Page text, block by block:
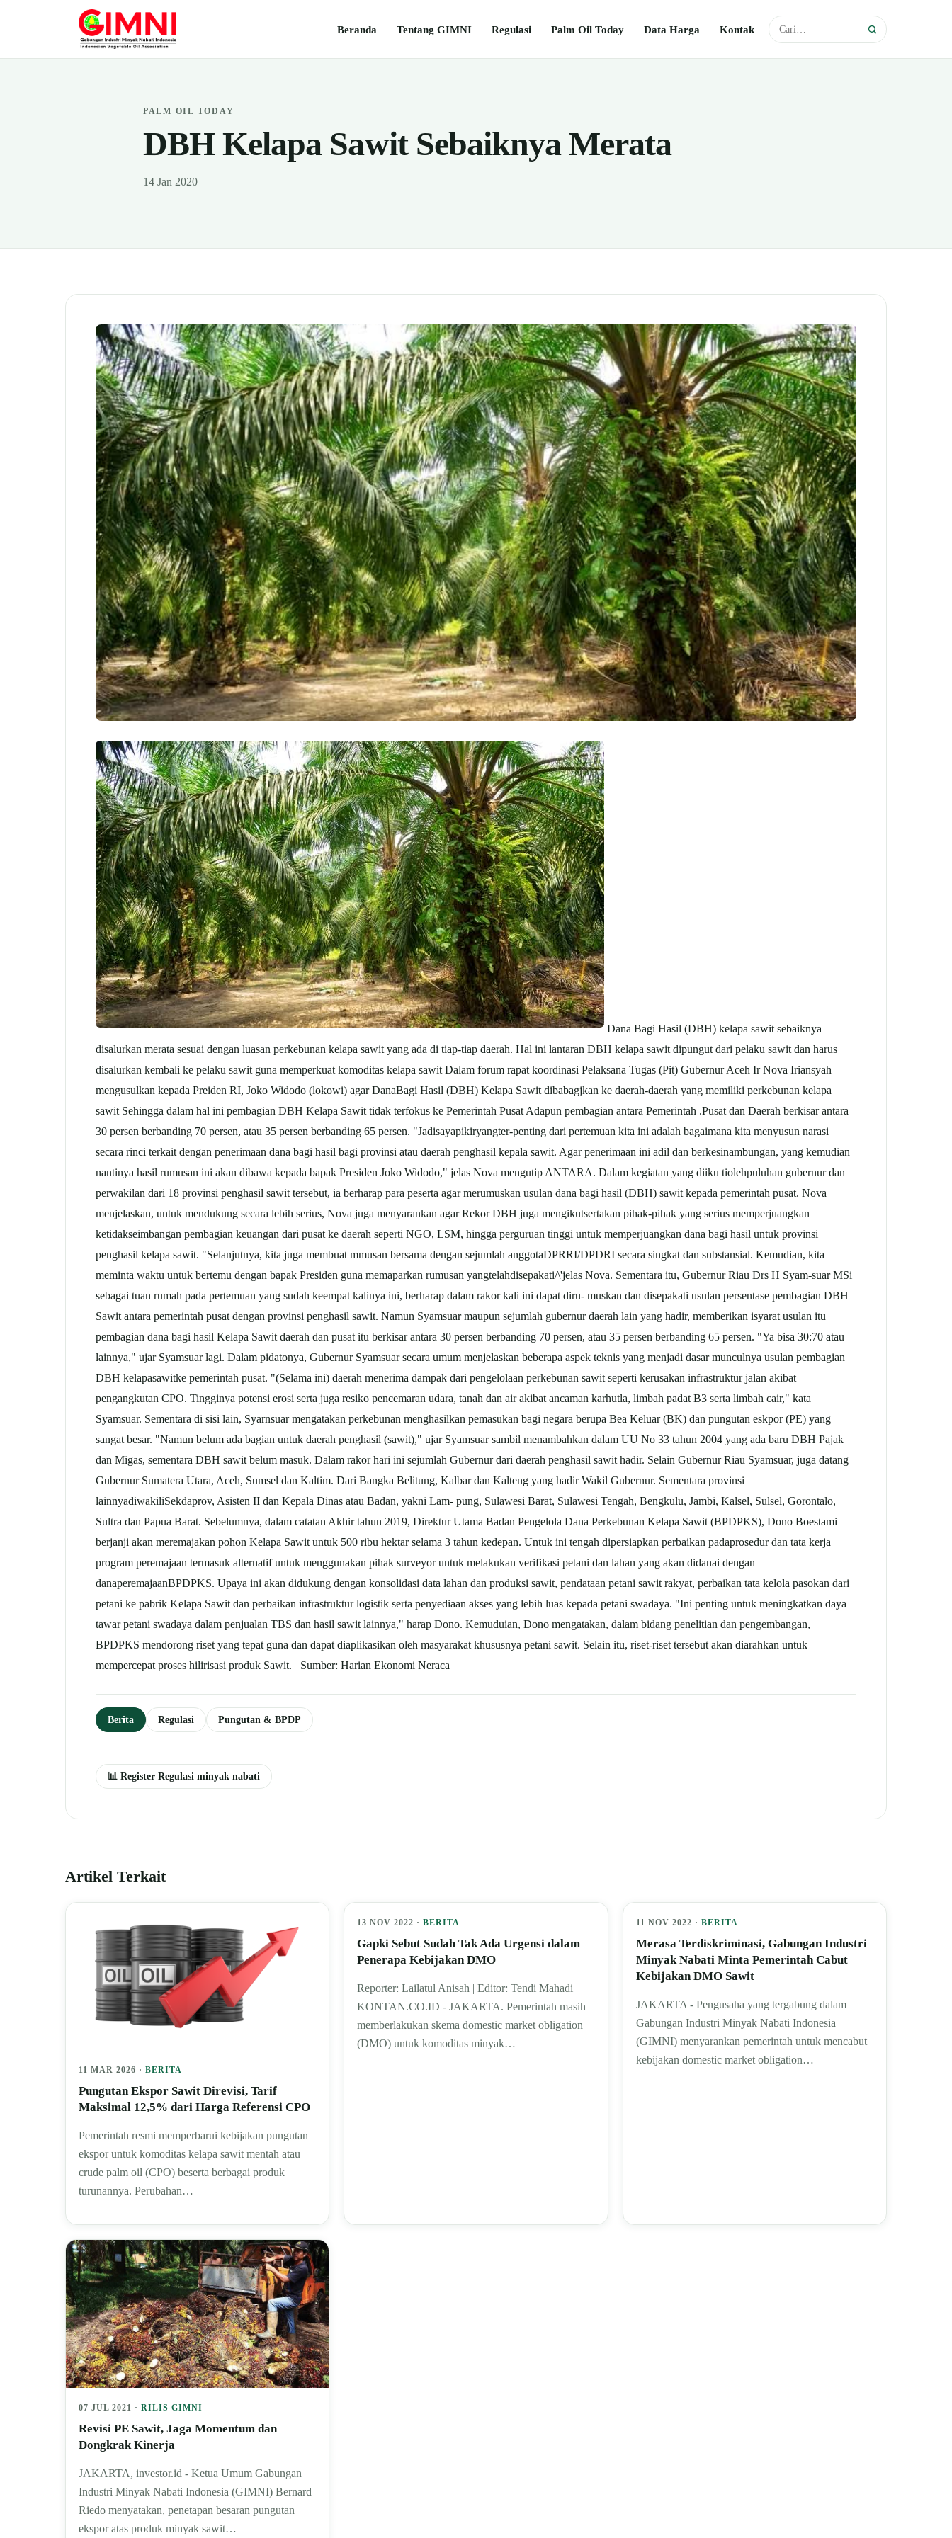
Beranda Tentang GIMNI Regulasi Palm Oil Today Data Harga Kontak
PALM OIL TODAY
DBH Kelapa Sawit Sebaiknya Merata
14 Jan 2020
Dana Bagi Hasil (DBH) kelapa sawit sebaiknya
disalurkan merata sesuai dengan luasan perkebunan kelapa sawit yang ada di tiap-tiap daerah. Hal ini lantaran DBH kelapa sawit dipungut dari pelaku sawit dan harus
disalurkan kembali ke pelaku sawit guna memperkuat komoditas kelapa sawit Dalam forum rapat koordinasi Pelaksana Tugas (Pit) Gubernur Aceh Ir Nova Iriansyah
mengusulkan kepada Preiden RI, Joko Widodo (lokowi) agar DanaBagi Hasil (DBH) Kelapa Sawit dibabagjkan ke daerah-daerah yang memiliki perkebunan kelapa
sawit Sehingga dalam hal ini pembagian DBH Kelapa Sawit tidak terfokus ke Pemerintah Pusat Adapun pembagian antara Pemerintah .Pusat dan Daerah berkisar antara
30 persen berbanding 70 persen, atau 35 persen berbanding 65 persen. "Jadisayapikiryangter-penting dari pertemuan kita ini adalah bagaimana kita menyusun narasi
secara rinci terkait dengan penerimaan dana bagi hasil bagi provinsi atau daerah penghasil kepala sawit. Agar penerimaan ini adil dan berkesinambungan, yang kemudian
nantinya hasil rumusan ini akan dibawa kepada bapak Presiden Joko Widodo," jelas Nova mengutip ANTARA. Dalam kegiatan yang diiku tiolehpuluhan gubernur dan
perwakilan dari 18 provinsi penghasil sawit tersebut, ia berharap para peserta agar merumuskan usulan dana bagi hasil (DBH) sawit kepada pemerintah pusat. Nova
menjelaskan, untuk mendukung secara lebih serius, Nova juga menyarankan agar Rekor DBH juga mengikutsertakan pihak-pihak yang serius memperjuangkan
ketidakseimbangan pembagian keuangan dari pusat ke daerah seperti NGO, LSM, hingga perguruan tinggi untuk memperjuangkan dana bagi hasil untuk provinsi
penghasil kelapa sawit. "Selanjutnya, kita juga membuat mmusan bersama dengan sejumlah anggotaDPRRI/DPDRI secara singkat dan substansial. Kemudian, kita
meminta waktu untuk bertemu dengan bapak Presiden guna memaparkan rumusan yangtelahdisepakati/\'jelas Nova. Sementara itu, Gubernur Riau Drs H Syam-suar MSi
sebagai tuan rumah pada pertemuan yang sudah keempat kalinya ini, berharap dalam rakor kali ini dapat diru- muskan dan disepakati usulan persentase pembagian DBH
Sawit antara pemerintah pusat dengan provinsi penghasil sawit. Namun Syamsuar maupun sejumlah gubernur daerah lain yang hadir, memberikan isyarat usulan itu
pembagian dana bagi hasil Kelapa Sawit daerah dan pusat itu berkisar antara 30 persen berbanding 70 persen, atau 35 persen berbanding 65 persen. "Ya bisa 30:70 atau
lainnya," ujar Syamsuar lagi. Dalam pidatonya, Gubernur Syamsuar secara umum menjelaskan beberapa aspek teknis yang menjadi dasar munculnya usulan pembagian
DBH kelapasawitke pemerintah pusat. "(Selama ini) daerah menerima dampak dari pengelolaan perkebunan sawit seperti kerusakan infrastruktur jalan akibat
pengangkutan CPO. Tingginya potensi erosi serta juga resiko pencemaran udara, tanah dan air akibat ancaman karhutla, limbah padat B3 serta limbah cair," kata
Syamsuar. Sementara di sisi lain, Syarnsuar mengatakan perkebunan menghasilkan pemasukan bagi negara berupa Bea Keluar (BK) dan pungutan eskpor (PE) yang
sangat besar. "Namun belum ada bagian untuk daerah penghasil (sawit)," ujar Syamsuar sambil menambahkan dalam UU No 33 tahun 2004 yang ada baru DBH Pajak
dan Migas, sementara DBH sawit belum masuk. Dalam rakor hari ini sejumlah Gubernur dari daerah penghasil sawit hadir. Selain Gubernur Riau Syamsuar, juga datang
Gubernur Sumatera Utara, Aceh, Sumsel dan Kaltim. Dari Bangka Belitung, Kalbar dan Kalteng yang hadir Wakil Gubernur. Sementara provinsi
lainnyadiwakiliSekdaprov, Asisten II dan Kepala Dinas atau Badan, yakni Lam- pung, Sulawesi Barat, Sulawesi Tengah, Bengkulu, Jambi, Kalsel, Sulsel, Gorontalo,
Sultra dan Papua Barat. Sebelumnya, dalam catatan Akhir tahun 2019, Direktur Utama Badan Pengelola Dana Perkebunan Kelapa Sawit (BPDPKS), Dono Boestami
berjanji akan meremajakan pohon Kelapa Sawit untuk 500 ribu hektar selama 3 tahun kedepan. Untuk ini tengah dipersiapkan perbaikan padaprosedur dan tata kerja
program peremajaan termasuk alternatif untuk menggunakan pihak surveyor untuk melakukan verifikasi petani dan lahan yang akan didanai dengan
danaperemajaanBPDPKS. Upaya ini akan didukung dengan konsolidasi data lahan dan produksi sawit, pendataan petani sawit rakyat, perbaikan tata kelola pasokan dari
petani ke pabrik Kelapa Sawit dan perbaikan infrastruktur logistik serta penyediaan akses yang lebih luas kepada petani swadaya. "Ini penting untuk meningkatkan daya
tawar petani swadaya dalam penjualan TBS dan hasil sawit lainnya," harap Dono. Kemuduian, Dono mengatakan, dalam bidang penelitian dan pengembangan,
BPDPKS mendorong riset yang tepat guna dan dapat diaplikasikan oleh masyarakat khususnya petani sawit. Selain itu, riset-riset tersebut akan diarahkan untuk
mempercepat proses hilirisasi produk Sawit. Sumber: Harian Ekonomi Neraca
Berita Regulasi Pungutan & BPDP
📊 Register Regulasi minyak nabati
Artikel Terkait
11 MAR 2026 · BERITA
Pungutan Ekspor Sawit Direvisi, Tarif
Maksimal 12,5% dari Harga Referensi CPO
Pemerintah resmi memperbarui kebijakan pungutan
ekspor untuk komoditas kelapa sawit mentah atau
crude palm oil (CPO) beserta berbagai produk
turunannya. Perubahan…
13 NOV 2022 ·BERITA
Gapki Sebut Sudah Tak Ada Urgensi dalam
Penerapa Kebijakan DMO
Reporter: Lailatul Anisah | Editor: Tendi Mahadi
KONTAN.CO.ID - JAKARTA. Pemerintah masih
memberlakukan skema domestic market obligation
(DMO) untuk komoditas minyak…
11 NOV 2022 · BERITA
Merasa Terdiskriminasi, Gabungan Industri
Minyak Nabati Minta Pemerintah Cabut
Kebijakan DMO Sawit
JAKARTA - Pengusaha yang tergabung dalam
Gabungan Industri Minyak Nabati Indonesia
(GIMNI) menyarankan pemerintah untuk mencabut
kebijakan domestic market obligation…
07 JUL 2021 · RILIS GIMNI
Revisi PE Sawit, Jaga Momentum dan
Dongkrak Kinerja
JAKARTA, investor.id - Ketua Umum Gabungan
Industri Minyak Nabati Indonesia (GIMNI) Bernard
Riedo menyatakan, penetapan besaran pungutan
ekspor atas produk minyak sawit…